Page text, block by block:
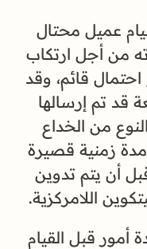
عميل محتال
من أجل ارتكاب
قائم، وقد
قد تم إرسالها
من الخداع
زمنية قصيرة
دقائق) قبل أن يتم تدوين
اللامركزية.
أمور قبل القيام